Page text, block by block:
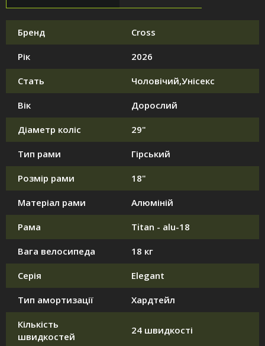
Бренд Cross
Рік 2026
Стать Чоловічий,Унісекс
Вік Дорослий
Діаметр коліс 29"
Тип рами Гірський
Розмір рами 18"
Матеріал рами Алюміній
Рама Titan - alu-18
Вага велосипеда 18 кг
Серія Elegant
Тип амортизації Хардтейл
Кількість
швидкостей
24 швидкості